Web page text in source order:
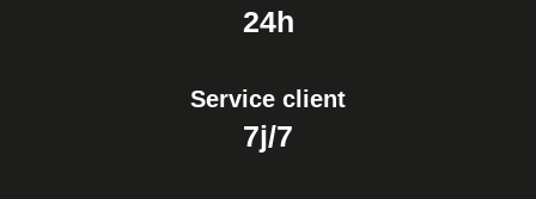
24h
Service client
7j/7